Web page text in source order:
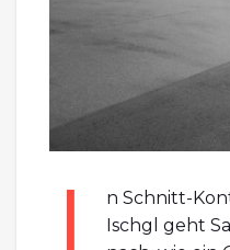
n Schnitt-
Ischgl geht